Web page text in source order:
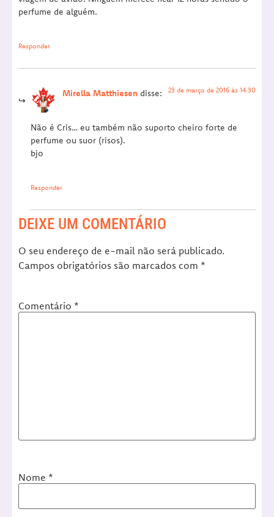
perfume de alguém.
Responder
Mirella Matthiesen disse: 23 de março de 2016 às 14:30
Não é Cris… eu também não suporto cheiro forte de
perfume ou suor (risos).
bjo
Responder
DEIXE UM COMENTÁRIO
O seu endereço de e-mail não será publicado.
Campos obrigatórios são marcados com *
Comentário *
Nome *